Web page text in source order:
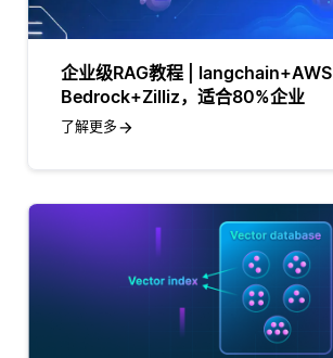
企业级RAG教程 | langchain+AWS
Bedrock+Zilliz，适合80%企业
了解更多